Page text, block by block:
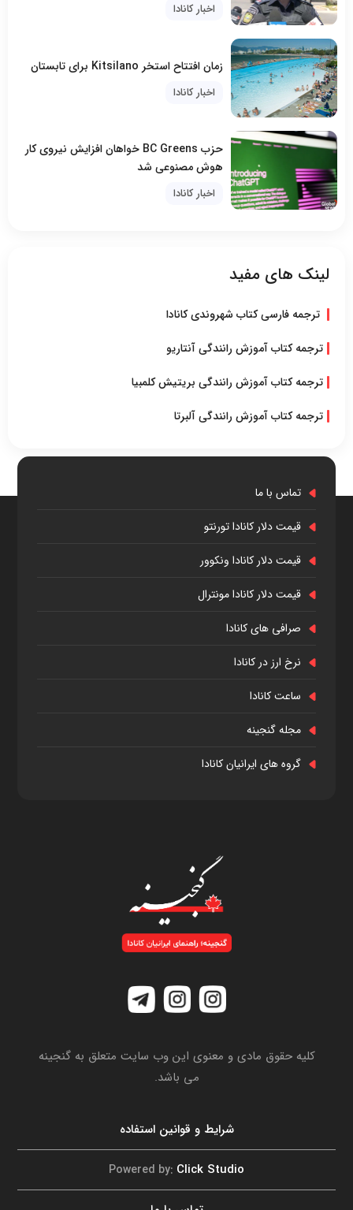
اخبار کانادا
زمان افتتاح استخر Kitsilano برای تابستان
اخبار کانادا
حزب BC Greens خواهان افزایش نیروی کار
هوش مصنوعی شد
اخبار کانادا
لینک های مفید
ترجمه فارسی کتاب شهروندی کانادا
ترجمه کتاب آموزش رانندگی آنتاریو
ترجمه کتاب آموزش رانندگی بریتیش کلمبیا
ترجمه کتاب آموزش رانندگی آلبرتا
تماس با ما
قیمت دلار کانادا تورنتو
قیمت دلار کانادا ونکوور
قیمت دلار کانادا مونترال
صرافی های کانادا
نرخ ارز در کانادا
ساعت کانادا
مجله گنجینه
گروه های ایرانیان کانادا
کلیه حقوق مادی و معنوی این وب سایت متعلق به گنجینه
می باشد.
شرایط و قوانین استفاده
Powered by: Click Studio